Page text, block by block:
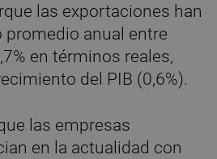
las exportaciones han
anual entre
en términos reales,
del PIB (0,6%).
las empresas
en la actualidad con